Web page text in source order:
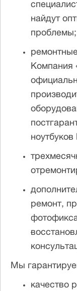
найдут
проблемы;
Компания
ноутбуков
ремонт,
Мы
качество